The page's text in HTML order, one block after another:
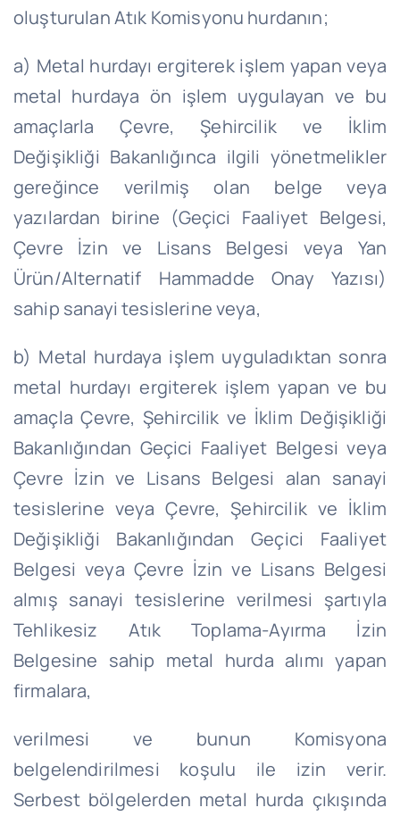
oluşturulan Atık Komisyonu hurdanın;
a) Metal hurdayı ergiterek işlem yapan veya
metal hurdaya ön işlem uygulayan ve bu
amaçlarla Çevre, Şehircilik ve İklim
Değişikliği Bakanlığınca ilgili yönetmelikler
gereğince verilmiş olan belge veya
yazılardan birine (Geçici Faaliyet Belgesi,
Çevre İzin ve Lisans Belgesi veya Yan
Ürün/Alternatif Hammadde Onay Yazısı)
sahip sanayi tesislerine veya,
b) Metal hurdaya işlem uyguladıktan sonra
metal hurdayı ergiterek işlem yapan ve bu
amaçla Çevre, Şehircilik ve İklim Değişikliği
Bakanlığından Geçici Faaliyet Belgesi veya
Çevre İzin ve Lisans Belgesi alan sanayi
tesislerine veya Çevre, Şehircilik ve İklim
Değişikliği Bakanlığından Geçici Faaliyet
Belgesi veya Çevre İzin ve Lisans Belgesi
almış sanayi tesislerine verilmesi şartıyla
Tehlikesiz Atık Toplama-Ayırma İzin
Belgesine sahip metal hurda alımı yapan
firmalara,
verilmesi ve bunun Komisyona
belgelendirilmesi koşulu ile izin verir.
Serbest bölgelerden metal hurda çıkışında